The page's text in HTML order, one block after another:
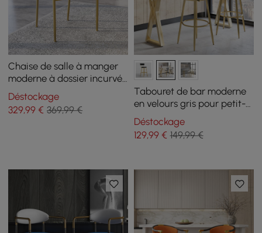
Chaise de salle à manger
moderne à dossier incurvé
en velours noir avec pieds
en métal doré
Déstockage
329,99 € 369,99 €
Tabouret de bar moderne
en velours gris pour petit-
déjeuner, rembourrage en
velours avec dossier,
tabouret de bar en métal
Déstockage
129,99€ 149,99 €